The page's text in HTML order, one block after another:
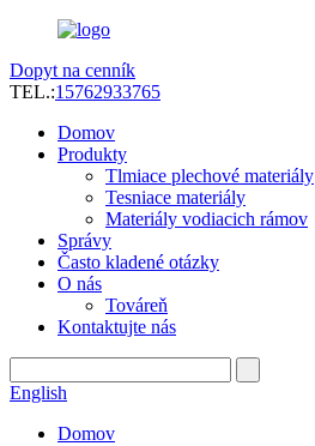
Dopyt na cenník
TEL.:15762933765
Domov
Produkty
Tlmiace plechové materiály
Tesniace materiály
Materiály vodiacich rámov
Správy
Často kladené otázky
O nás
Továreň
Kontaktujte nás
English
Domov